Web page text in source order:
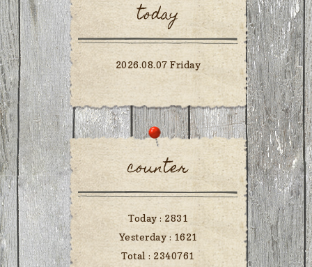
today
2026.08.07 Friday
counter
Today : 2831
Yesterday : 1621
Total : 2340761